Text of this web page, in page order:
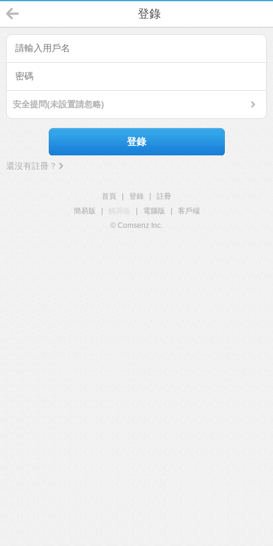
登錄
安全提問(未設置請忽略)
登錄
還沒有註冊？
首頁 登錄
註冊
簡易版
觸屏版 電腦版
客戶端
© Comsenz Inc.